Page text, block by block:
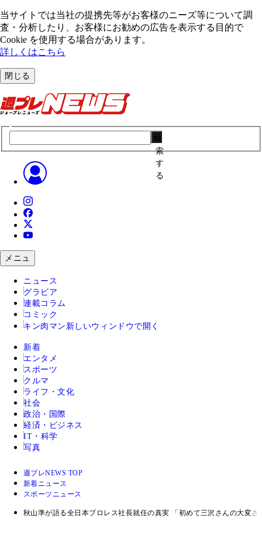
当サイトでは当社の提携先等がお客様のニーズ等について調
査・分析したり、お客様にお勧めの広告を表⽰する⽬的で
Cookie を使⽤する場合があります。
詳しくはこちら
閉じる
索
す
る
メニュ
ニュース
グラビア
連載コラム
コミック
キン肉マン 新しいウィンドウで開く
新着
エンタメ
スポーツ
クルマ
ライフ・文化
社会
政治・国際
経済・ビジネス
IT・科学
写真
週プレNEWS TOP
新着ニュース
スポーツニュース
秋山準が語る全日本プロレス社長就任の真実 「初めて三沢さんの大変さ